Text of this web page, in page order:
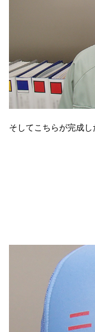
そしてこちらが完成し